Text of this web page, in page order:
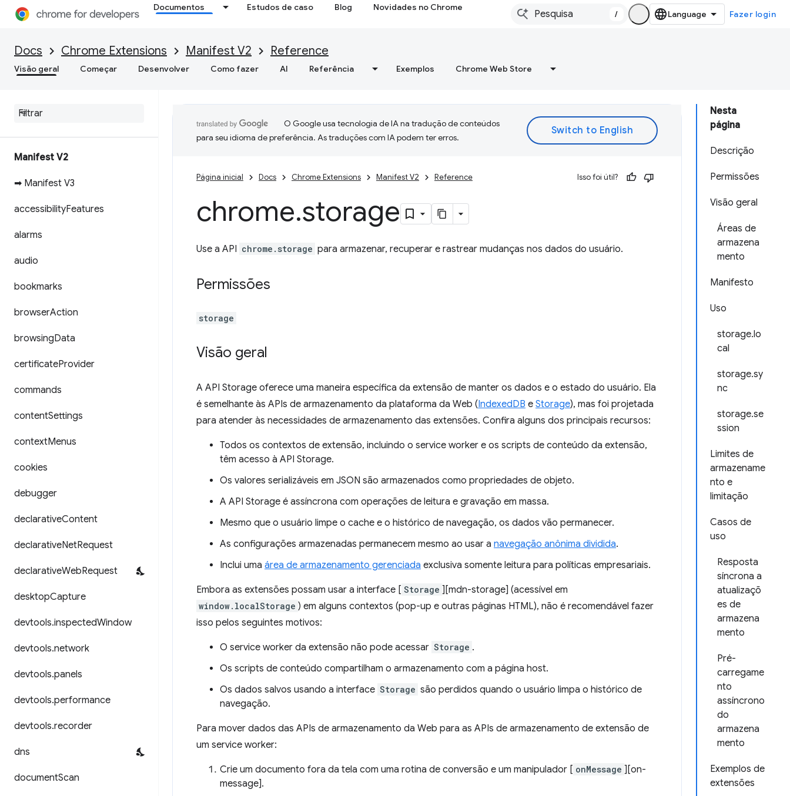
Documentos Estudos de caso Blog Novidades no Chrome
/ Fazer login
Docs Chrome Extensions Manifest V2 Reference
Visão geral Começar Desenvolver Como fazer AI Referência Exemplos Chrome Web Store
Manifest V2
➡ Manifest V3
accessibilityFeatures
alarms
audio
bookmarks
browserAction
browsingData
certificateProvider
commands
contentSettings
contextMenus
cookies
debugger
declarativeContent
declarativeNetRequest
declarativeWebRequest
desktopCapture
devtools.inspectedWindow
devtools.network
devtools.panels
devtools.performance
devtools.recorder
dns
documentScan
Nesta
página
Descrição
Permissões
Visão geral
Áreas de
armazena
mento
Manifesto
Uso
storage.lo
cal
storage.sy
nc
storage.se
ssion
Limites de
armazename
nto e
limitação
Casos de
uso
Resposta
síncrona a
atualizaçõ
es de
armazena
mento
Pré-
carregame
nto
assíncrono
do
armazena
mento
Exemplos de
extensões
O Google usa tecnologia de IA na tradução de conteúdos
para seu idioma de preferência. As traduções com IA podem ter erros.
Página inicial Docs Chrome Extensions Manifest V2 Reference Isso foi útil?
chrome.storage
Use a API chrome.storage para armazenar, recuperar e rastrear mudanças nos dados do usuário.
Permissões
storage
Visão geral
A API Storage oferece uma maneira específica da extensão de manter os dados e o estado do usuário. Ela
é semelhante às APIs de armazenamento da plataforma da Web (IndexedDB e Storage), mas foi projetada
para atender às necessidades de armazenamento das extensões. Confira alguns dos principais recursos:
Todos os contextos de extensão, incluindo o service worker e os scripts de conteúdo da extensão,
têm acesso à API Storage.
Os valores serializáveis em JSON são armazenados como propriedades de objeto.
A API Storage é assíncrona com operações de leitura e gravação em massa.
Mesmo que o usuário limpe o cache e o histórico de navegação, os dados vão permanecer.
As configurações armazenadas permanecem mesmo ao usar a navegação anônima dividida.
Inclui uma área de armazenamento gerenciada exclusiva somente leitura para políticas empresariais.
Embora as extensões possam usar a interface [ Storage ][mdn-storage] (acessível em
window.localStorage ) em alguns contextos (pop-up e outras páginas HTML), não é recomendável fazer
isso pelos seguintes motivos:
O service worker da extensão não pode acessar Storage .
Os scripts de conteúdo compartilham o armazenamento com a página host.
Os dados salvos usando a interface Storage são perdidos quando o usuário limpa o histórico de
navegação.
Para mover dados das APIs de armazenamento da Web para as APIs de armazenamento de extensão de
um service worker:
Crie um documento fora da tela com uma rotina de conversão e um manipulador [ onMessage ][on-
message].